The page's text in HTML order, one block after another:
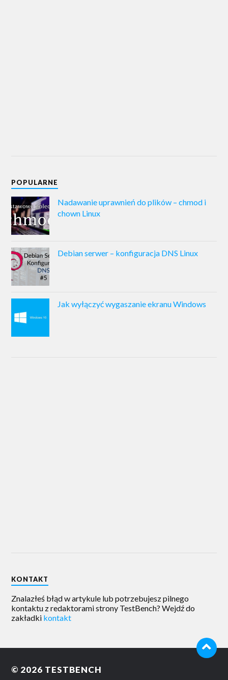
POPULARNE
Nadawanie uprawnień do plików – chmod i
chown Linux
Debian serwer – konfiguracja DNS Linux
Jak wyłączyć wygaszanie ekranu Windows
KONTAKT
Znalazłeś błąd w artykule lub potrzebujesz pilnego
kontaktu z redaktorami strony TestBench? Wejdź do
zakładki kontakt
© 2026 TESTBENCH